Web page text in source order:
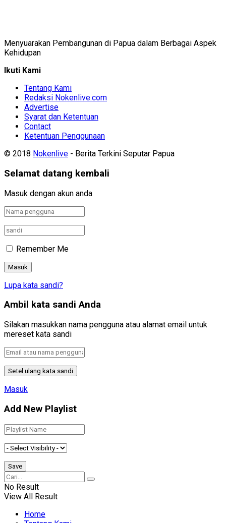
Menyuarakan Pembangunan di Papua dalam Berbagai Aspek
Kehidupan
Ikuti Kami
Tentang Kami
Redaksi Nokenlive.com
Advertise
Syarat dan Ketentuan
Contact
Ketentuan Penggunaan
© 2018 Nokenlive - Berita Terkini Seputar Papua
Selamat datang kembali
Masuk dengan akun anda
Remember Me
Lupa kata sandi?
Ambil kata sandi Anda
Silakan masukkan nama pengguna atau alamat email untuk
mereset kata sandi
Masuk
Add New Playlist
No Result
View All Result
Home